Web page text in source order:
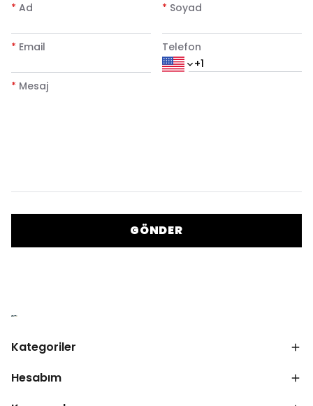
* Ad * Soyad
* Email Telefon
* Mesaj
GÖNDER
Kategoriler
Hesabım